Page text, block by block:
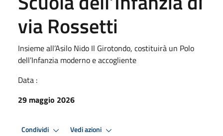
via Rossetti
Insieme all’Asilo Nido Il Girotondo, costituirà un Polo
dell’Infanzia moderno e accogliente
Data :
29 maggio 2026
Condividi Vedi azioni